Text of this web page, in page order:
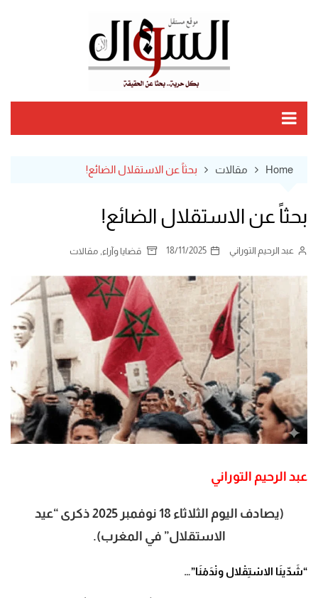
Home مقالات بحثاً عن الاستقلال الضائع!
بحثاً عن الاستقلال الضائع!
عبد الرحيم التوراني 18/11/2025 قضايا وآراء مقالات
عبد الرحيم التوراني
(يصادف اليوم الثلاثاء 18 نوفمبر 2025 ذكرى “عيد
الاستقلال” في المغرب).
“شَدّينَا الاسْتِقْلال ونْدَمْنَا”…